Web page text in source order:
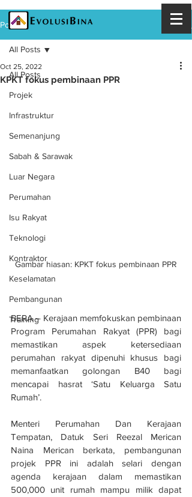
Post
All Posts
Projek
Infrastruktur
Semenanjung
Sabah & Sarawak
Luar Negara
Perumahan
Isu Rakyat
Teknologi
Kontraktor
Keselamatan
Pembangunan
Training
All Posts
KPKT fokus pembinaan PPR
Oct 25, 2022
Gambar hiasan: KPKT fokus pembinaan PPR
BERA – Kerajaan memfokuskan pembinaan
Program Perumahan Rakyat (PPR) bagi
memastikan aspek ketersediaan
perumahan rakyat dipenuhi khusus bagi
memanfaatkan golongan B40 bagi
mencapai hasrat ‘Satu Keluarga Satu
Rumah’.
Menteri Perumahan Dan Kerajaan
Tempatan, Datuk Seri Reezal Merican
Naina Merican berkata, pembangunan
projek PPR ini adalah selari dengan
agenda kerajaan dalam memastikan
500,000 unit rumah mampu milik dapat